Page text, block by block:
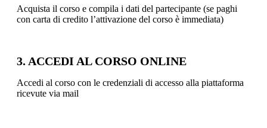
Acquista il corso e compila i dati del partecipante (se paghi
con carta di credito l’attivazione del corso è immediata)
3. ACCEDI AL CORSO ONLINE
Accedi al corso con le credenziali di accesso alla piattaforma
ricevute via mail